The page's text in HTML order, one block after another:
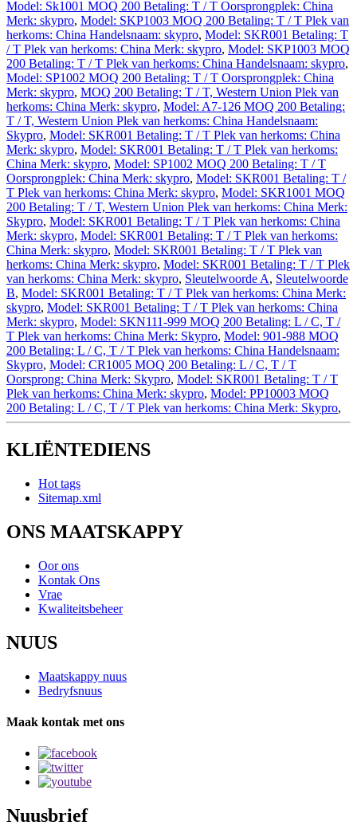
Model: Sk1001 MOQ 200 Betaling: T / T Oorsprongplek: China
Merk: skypro, Model: SKP1003 MOQ 200 Betaling: T / T Plek van
herkoms: China Handelsnaam: skypro, Model: SKR001 Betaling: T
/ T Plek van herkoms: China Merk: skypro, Model: SKP1003 MOQ
200 Betaling: T / T Plek van herkoms: China Handelsnaam: skypro,
Model: SP1002 MOQ 200 Betaling: T / T Oorsprongplek: China
Merk: skypro, MOQ 200 Betaling: T / T, Western Union Plek van
herkoms: China Merk: skypro, Model: A7-126 MOQ 200 Betaling:
T / T, Western Union Plek van herkoms: China Handelsnaam:
Skypro, Model: SKR001 Betaling: T / T Plek van herkoms: China
Merk: skypro, Model: SKR001 Betaling: T / T Plek van herkoms:
China Merk: skypro, Model: SP1002 MOQ 200 Betaling: T / T
Oorsprongplek: China Merk: skypro, Model: SKR001 Betaling: T /
T Plek van herkoms: China Merk: skypro, Model: SKR1001 MOQ
200 Betaling: T / T, Western Union Plek van herkoms: China Merk:
Skypro, Model: SKR001 Betaling: T / T Plek van herkoms: China
Merk: skypro, Model: SKR001 Betaling: T / T Plek van herkoms:
China Merk: skypro, Model: SKR001 Betaling: T / T Plek van
herkoms: China Merk: skypro, Model: SKR001 Betaling: T / T Plek
van herkoms: China Merk: skypro, Sleutelwoorde A, Sleutelwoorde
B, Model: SKR001 Betaling: T / T Plek van herkoms: China Merk:
skypro, Model: SKR001 Betaling: T / T Plek van herkoms: China
Merk: skypro, Model: SKN111-999 MOQ 200 Betaling: L / C, T /
T Plek van herkoms: China Merk: Skypro, Model: 901-988 MOQ
200 Betaling: L / C, T / T Plek van herkoms: China Handelsnaam:
Skypro, Model: CR1005 MOQ 200 Betaling: L / C, T / T
Oorsprong: China Merk: Skypro, Model: SKR001 Betaling: T / T
Plek van herkoms: China Merk: skypro, Model: PP10003 MOQ
200 Betaling: L / C, T / T Plek van herkoms: China Merk: Skypro,
KLIËNTEDIENS
Hot tags
Sitemap.xml
ONS MAATSKAPPY
Oor ons
Kontak Ons
Vrae
Kwaliteitsbeheer
NUUS
Maatskappy nuus
Bedryfsnuus
Maak kontak met ons
Nuusbrief